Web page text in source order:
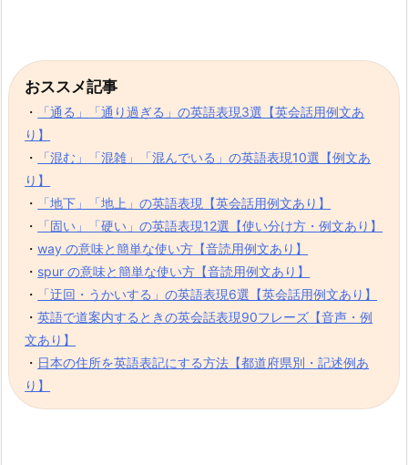
おススメ記事
・
「通る」「通り過ぎる」の英語表現3選【英会話用例文あ
り】
・
「混む」「混雑」「混んでいる」の英語表現10選【例文あ
り】
・
「地下」「地上」の英語表現【英会話用例文あり】
・
「固い」「硬い」の英語表現12選【使い分け方・例文あり】
・way の意味と簡単な使い方【音読用例文あり】
・ spur の意味と簡単な使い方【音読用例文あり】
・
「迂回・うかいする」の英語表現6選【英会話用例文あり】
・英語で道案内するときの英会話表現90フレーズ【音声・例
文あり】
・ 日本の住所を英語表記にする方法【都道府県別・記述例あ
り】